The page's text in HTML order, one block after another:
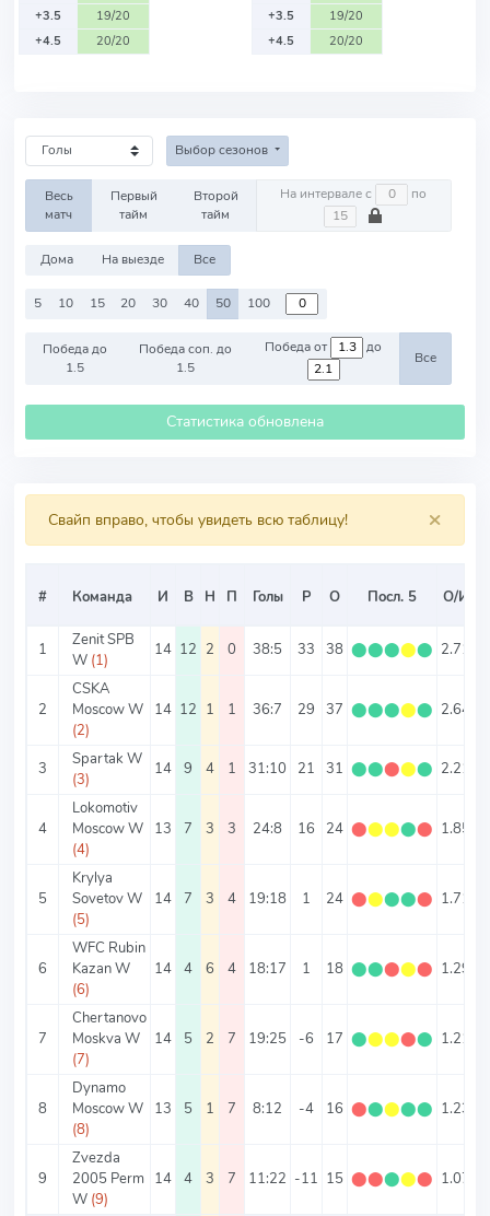
+3.5
19/20
+4.5
20/20
+3.5
19/20
+4.5
20/20
Выбор сезонов
Весь
матч
Первый
тайм
Второй
тайм
На интервале с по
Дома На выезде Все
5 10 15 20 30 40 50 100
Победа до
1.5
Победа соп. до
1.5
Победа от до
Все
Статистика обновлена
×
Свайп вправо, чтобы увидеть всю таблицу!
# Команда И В Н П Голы Р О Посл. 5 О/И
1
Zenit SPB
W (1)
14 12 2 0 38:5 33 38 ⬤⬤⬤⬤⬤ 2.71
2
CSKA
Moscow W
(2)
14 12 1 1 36:7 29 37 ⬤⬤⬤⬤⬤ 2.64
3
Spartak W
(3)
14 9 4 1 31:10 21 31 ⬤⬤⬤⬤⬤ 2.21
4
Lokomotiv
Moscow W
(4)
13 7 3 3 24:8 16 24 ⬤⬤⬤⬤⬤ 1.85
5
Krylya
Sovetov W
(5)
14 7 3 4 19:18 1 24 ⬤⬤⬤⬤⬤ 1.71
6
WFC Rubin
Kazan W
(6)
14 4 6 4 18:17 1 18 ⬤⬤⬤⬤⬤ 1.29
7
Chertanovo
Moskva W
(7)
14 5 2 7 19:25 -6 17 ⬤⬤⬤⬤⬤ 1.21
8
Dynamo
Moscow W
(8)
13 5 1 7 8:12 -4 16 ⬤⬤⬤⬤⬤ 1.23
9
Zvezda
2005 Perm
W (9)
14 4 3 7 11:22 -11 15 ⬤⬤⬤⬤⬤ 1.07